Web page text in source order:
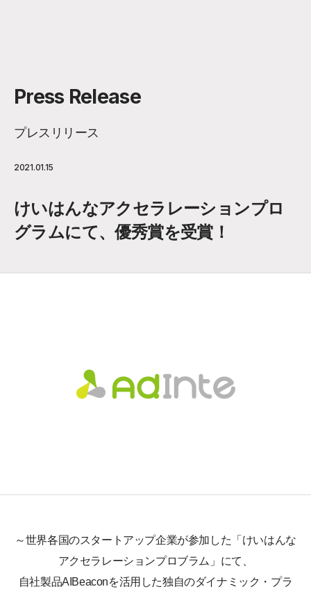
Press Release
プレスリリース
2021.01.15
けいはんなアクセラレーションプロ
グラムにて、優秀賞を受賞！
～世界各国のスタートアップ企業が参加した「けいはんな
アクセラレーションプロブラム」にて、
自社製品AIBeaconを活用した独自のダイナミック・プラ